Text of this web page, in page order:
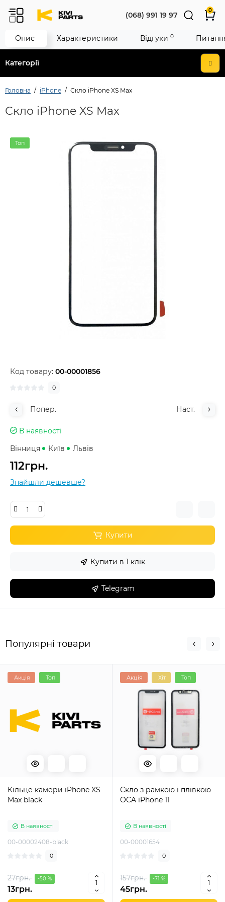
Категорії
(068) 991 19 97
0
Головна iPhone Скло iPhone XS Max
Скло iPhone XS Max
Топ
Код товару: 00-00001856
0
Попер. Наст.
В наявності
Вінниця
Київ Львів
112грн.
Знайшли дешевше?
Купити
Купити в 1 клік
Telegram
Опис Характеристики Відгуки 0
Популярні товари
Акція Топ
Кільце камери iPhone XS
Max black
В наявності
00-00002408-black
0
27грн. -50 %
13грн.
Акція Хіт Топ
Скло з рамкою і плівкою
OCA iPhone 11
В наявності
00-00001654
0
157грн. -71 %
45грн.